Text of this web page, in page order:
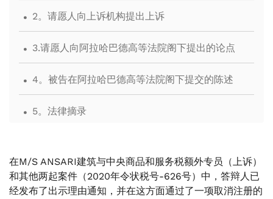
. 2。请愿人向上诉机构提出上诉
. 3.请愿人向阿拉哈巴德高等法院阁下提出的论点
. 4。被告在阿拉哈巴德高等法院阁下提交的陈述
. 5。法律摘录
. 7。高等法院阁下命令
在M/S ANSARI建筑与中央商品和服务税额外专员（上诉）
和其他两起案件（2020年令状税号-626号）中，答辩人已
经发布了出示理由通知，并在这方面通过了一项取消注册的